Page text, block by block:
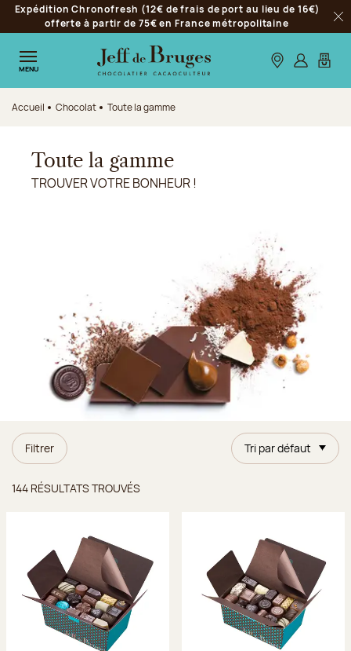
Aller à la navigation
Aller au contenu principal
Aller au pied de page
Expédition Chronofresh (12€ de frais de port au lieu de 16€)
offerte à partir de 75€ en France métropolitaine
MENU Nos boutiques
S’identifier
Mon
Accueil Chocolat Toute la gamme
Toute la gamme
TROUVER VOTRE BONHEUR !
Filtrer Tri par défaut
144 RÉSULTATS TROUVÉS